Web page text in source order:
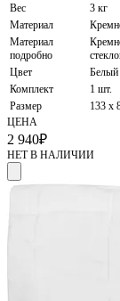
Вес
3 кг
Материал
Материал
подробно
Цвет
Белый
Комплект
1 шт.
Размер
133 x
ЦЕНА
2 940₽
НЕТ В НАЛИЧИИ